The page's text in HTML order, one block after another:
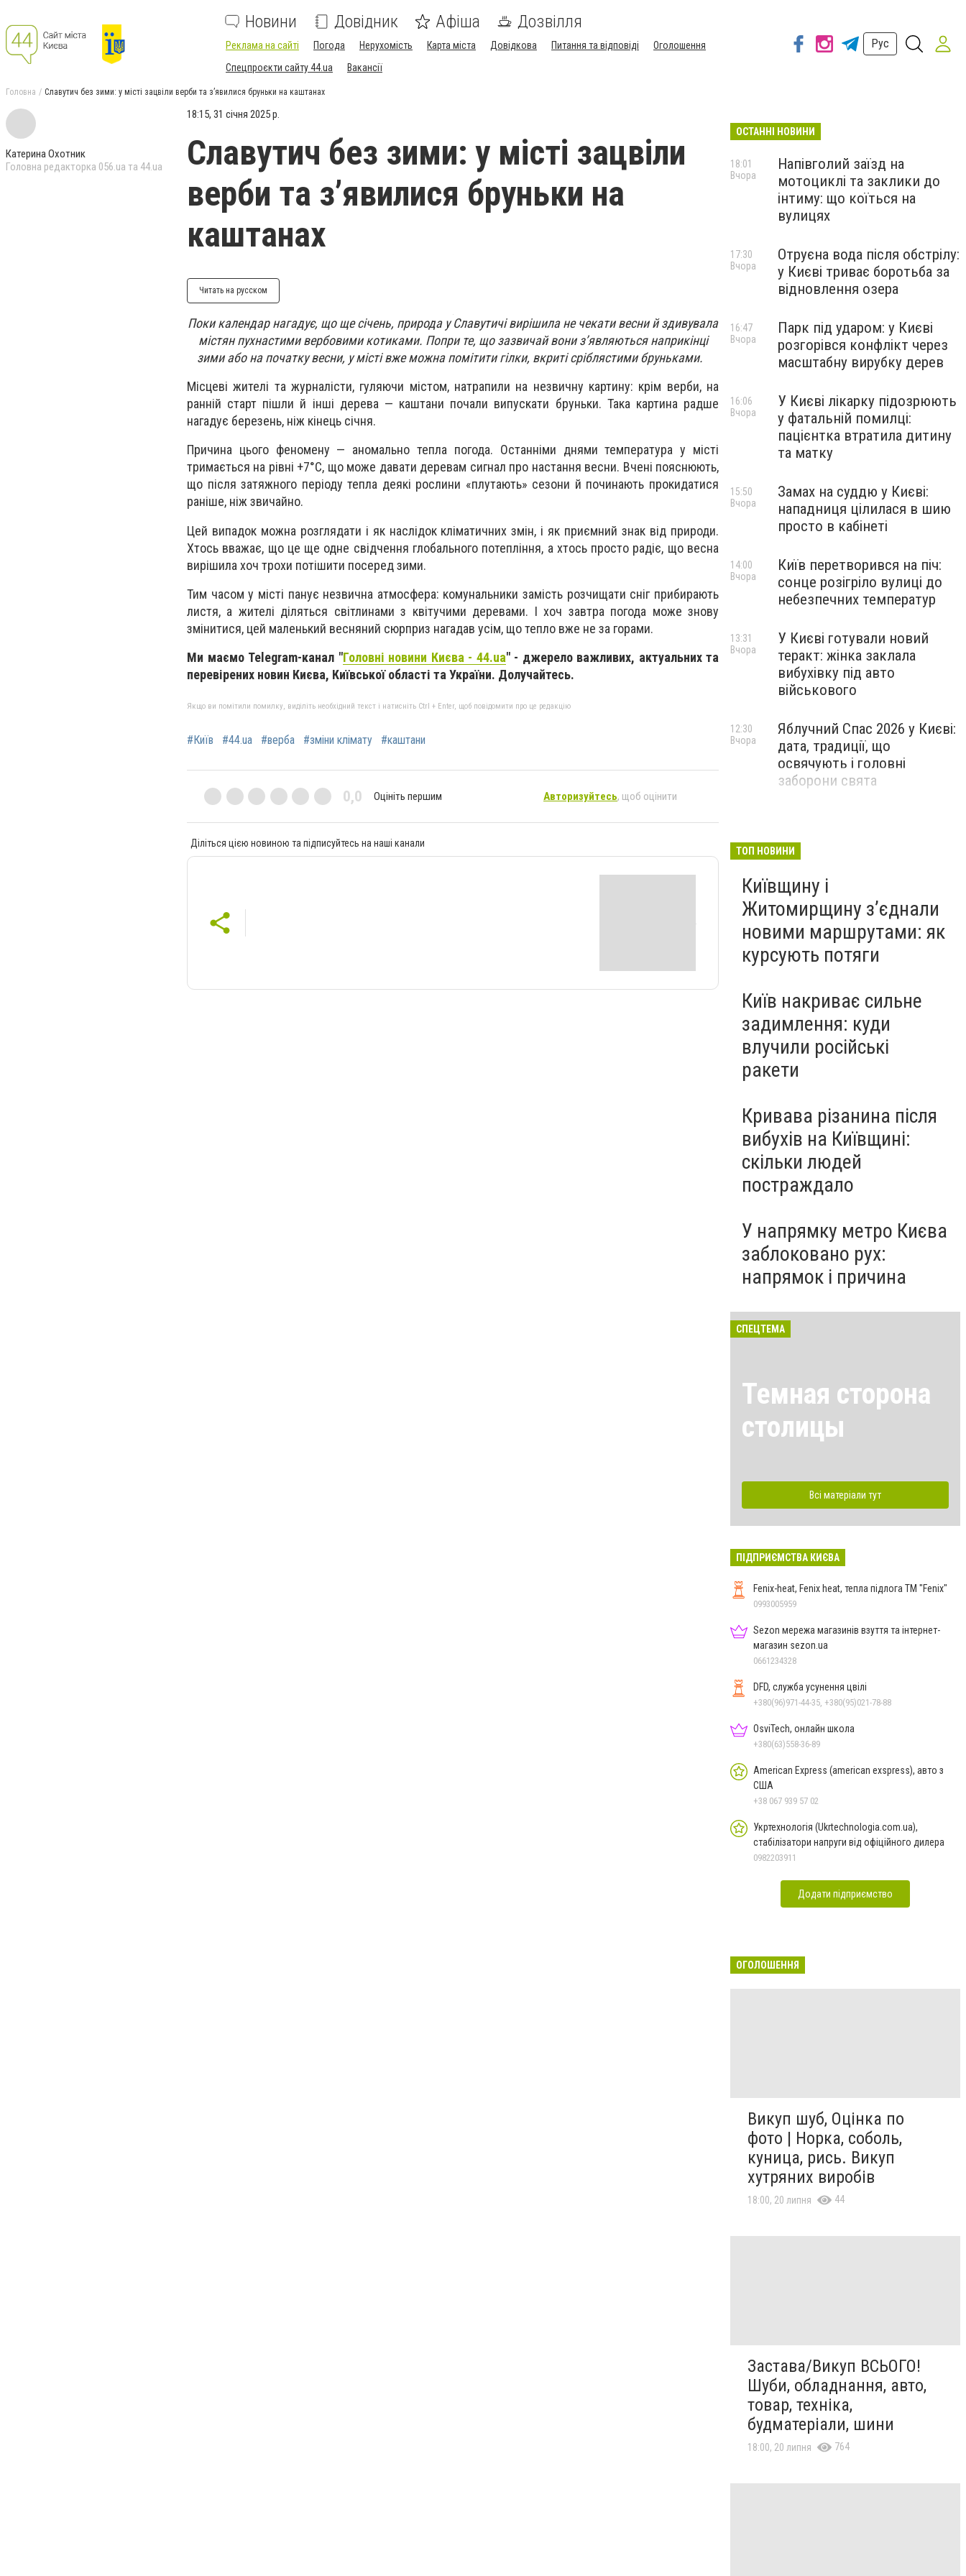
Новини Довідник Афіша Дозвілля
Реклама на сайті Погода Нерухомість Карта міста Довідкова Питання та відповіді
Оголошення
Спецпроєкти сайту 44.ua
Вакансії
Рус
Головна Славутич без зими: у місті зацвіли верби та з’явилися бруньки на каштанах
Катерина Охотник
Головна редакторка 056.ua та 44.ua
18:15, 31 січня 2025 р.
Славутич без зими: у місті зацвіли
верби та з’явилися бруньки на
каштанах
Читать на русском
Поки календар нагадує, що ще січень, природа у Славутичі вирішила не чекати весни й здивувала
містян пухнастими вербовими котиками. Попри те, що зазвичай вони з’являються наприкінці
зими або на початку весни, у місті вже можна помітити гілки, вкриті сріблястими бруньками.
Місцеві жителі та журналісти, гуляючи містом, натрапили на незвичну картину: крім верби, на
ранній старт пішли й інші дерева — каштани почали випускати бруньки. Така картина радше
нагадує березень, ніж кінець січня.
Причина цього феномену — аномально тепла погода. Останніми днями температура у місті
тримається на рівні +7°C, що може давати деревам сигнал про настання весни. Вчені пояснюють,
що після затяжного періоду тепла деякі рослини «плутають» сезони й починають прокидатися
раніше, ніж звичайно.
Цей випадок можна розглядати і як наслідок кліматичних змін, і як приємний знак від природи.
Хтось вважає, що це ще одне свідчення глобального потепління, а хтось просто радіє, що весна
вирішила хоч трохи потішити посеред зими.
Тим часом у місті панує незвична атмосфера: комунальники замість розчищати сніг прибирають
листя, а жителі діляться світлинами з квітучими деревами. І хоч завтра погода може знову
змінитися, цей маленький весняний сюрприз нагадав усім, що тепло вже не за горами.
Ми маємо Telegram-канал "Головні новини Києва - 44.ua" - джерело важливих, актуальних та
перевірених новин Києва, Київської області та України. Долучайтесь.
Якщо ви помітили помилку, виділіть необхідний текст і натисніть Ctrl + Enter, щоб повідомити про це редакцію
#Київ #44.ua #верба #зміни клімату #каштани
0,0 Оцініть першим Авторизуйтесь, щоб оцінити
Діліться цією новиною та підписуйтесь на наші канали
ОСТАННІ НОВИНИ
Напівголий заїзд на
мотоциклі та заклики до
інтиму: що коїться на
вулицях
18:01
Вчора
Отруєна вода після обстрілу:
у Києві триває боротьба за
відновлення озера
17:30
Вчора
Парк під ударом: у Києві
розгорівся конфлікт через
масштабну вирубку дерев
16:47
Вчора
У Києві лікарку підозрюють
у фатальній помилці:
пацієнтка втратила дитину
та матку
16:06
Вчора
Замах на суддю у Києві:
нападниця цілилася в шию
просто в кабінеті
15:50
Вчора
Київ перетворився на піч:
сонце розігріло вулиці до
небезпечних температур
14:00
Вчора
У Києві готували новий
теракт: жінка заклала
вибухівку під авто
військового
13:31
Вчора
Яблучний Спас 2026 у Києві:
дата, традиції, що
освячують і головні
заборони свята
12:30
Вчора
ТОП НОВИНИ
Київщину і
Житомирщину з’єднали
новими маршрутами: як
курсують потяги
Київ накриває сильне
задимлення: куди
влучили російські
ракети
Кривава різанина після
вибухів на Київщині:
скільки людей
постраждало
У напрямку метро Києва
заблоковано рух:
напрямок і причина
СПЕЦТЕМА
Темная сторона
столицы
Всі матеріали тут
ПІДПРИЄМСТВА КИЄВА
Fenix-heat, Fenix heat, тепла підлога ТМ "Fenix"
0993005959
Sezon мережа магазинів взуття та інтернет-
магазин sezon.ua
0661234328
DFD, служба усунення цвілі
+380(96)971-44-35, +380(95)021-78-88
OsviTech, онлайн школа
+380(63)558-36-89
American Express (american exspress), авто з
США
+38 067 939 57 02
Укртехнологія (Ukrtechnologia.com.ua),
стабілізатори напруги від офіційного дилера
0982203911
Додати підприємство
ОГОЛОШЕННЯ
Викуп шуб, Оцінка по
фото | Норка, соболь,
куница, рись. Викуп
хутряних виробів
18:00, 20 липня 44
Застава/Викуп ВСЬОГО!
Шуби, обладнання, авто,
товар, техніка,
будматеріали, шини
18:00, 20 липня 764